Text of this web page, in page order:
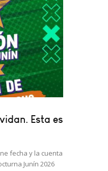
Esta es
fecha y la cuenta
Junín 2026